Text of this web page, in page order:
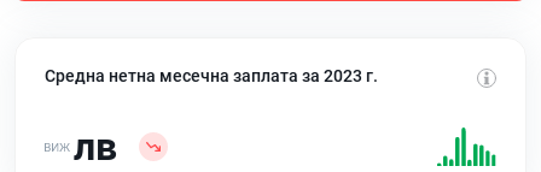
Средна нетна месечна заплата за 2023 г.
лв